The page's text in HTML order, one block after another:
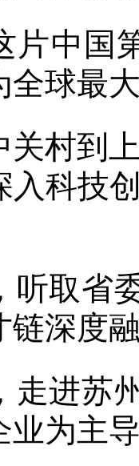
国第
全球最
到上
入科技
省委
链深度
苏州
业为主